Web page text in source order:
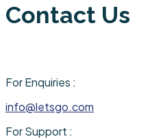
Contact Us
For Enquiries :
info@letsgo.com
For Support :